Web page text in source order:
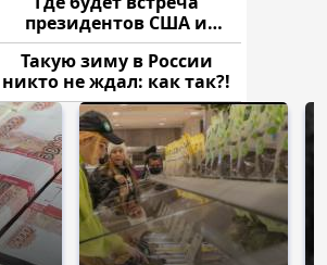
президентов США и
России: Европа?
Такую зиму в России
никто не ждал: как так?!